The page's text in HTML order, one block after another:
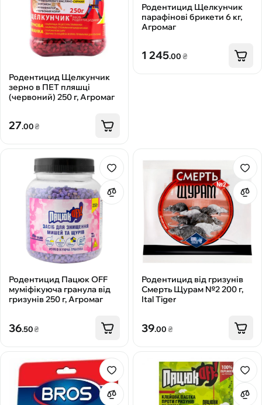
Родентицид Щелкунчик
зерно в ПЕТ пляшці
(червоний) 250 г, Агромаг
27.00₴
Родентицид Щелкунчик
парафінові брикети 6 кг,
Агромаг
1 245.00₴
Родентицид Пацюк OFF
муміфікуюча гранула від
гризунів 250 г, Агромаг
36.50₴
Родентицид від гризунів
Смерть Щурам №2 200 г,
Ital Tiger
39.00₴